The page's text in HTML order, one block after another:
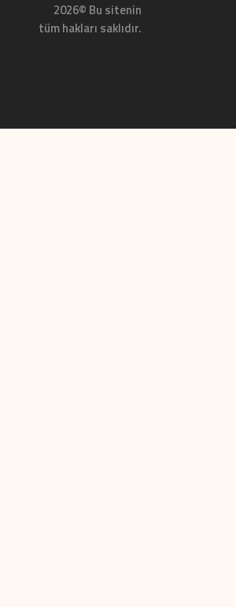
2026© Bu sitenin
tüm hakları saklıdır.